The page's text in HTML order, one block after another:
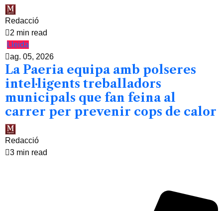
Redacció
2 min read
Lleida
ag. 05, 2026
La Paeria equipa amb polseres
intel·ligents treballadors
municipals que fan feina al
carrer per prevenir cops de calor
Redacció
3 min read